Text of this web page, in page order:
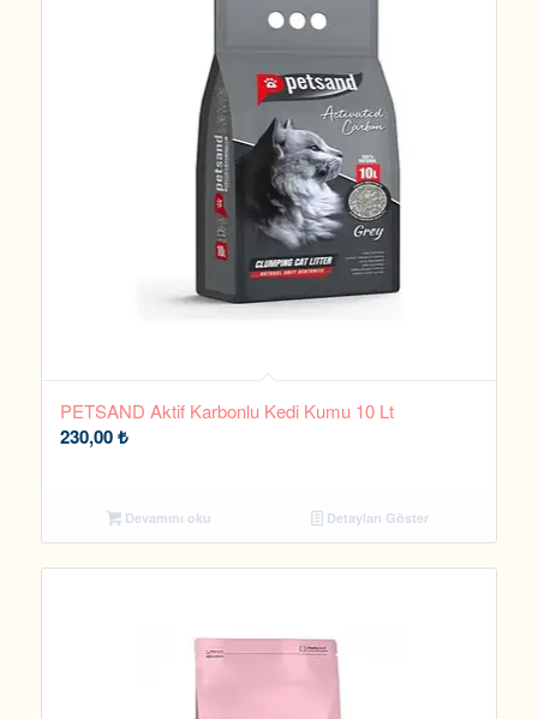
PETSAND Aktif Karbonlu Kedi Kumu 10 Lt
230,00₺
Devamını oku Detayları Göster